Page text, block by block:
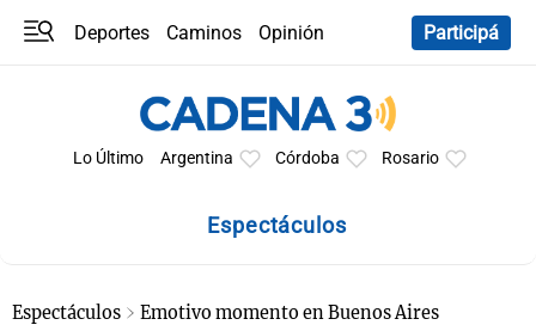
Deportes Caminos
Opinión
Participá
Lo Último Argentina Córdoba Rosario
Espectáculos
Espectáculos Emotivo momento en Buenos Aires